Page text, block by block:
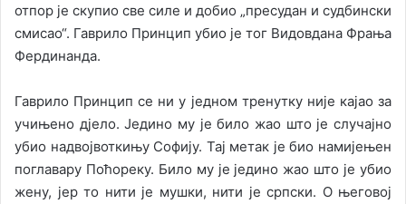
отпор је скупио све силе и добио „пресудан и судбински
смисао“. Гаврило Принцип убио је тог Видовдана Фрања
Фердинанда.
Гаврило Принцип се ни у једном тренутку није кајао за
учињено дјело. Једино му је било жао што је случајно
убио надвојвоткињу Софију. Тај метак је био намијењен
поглавару Поћореку. Било му је једино жао што је убио
жену, јер то нити је мушки, нити је српски. О његовој